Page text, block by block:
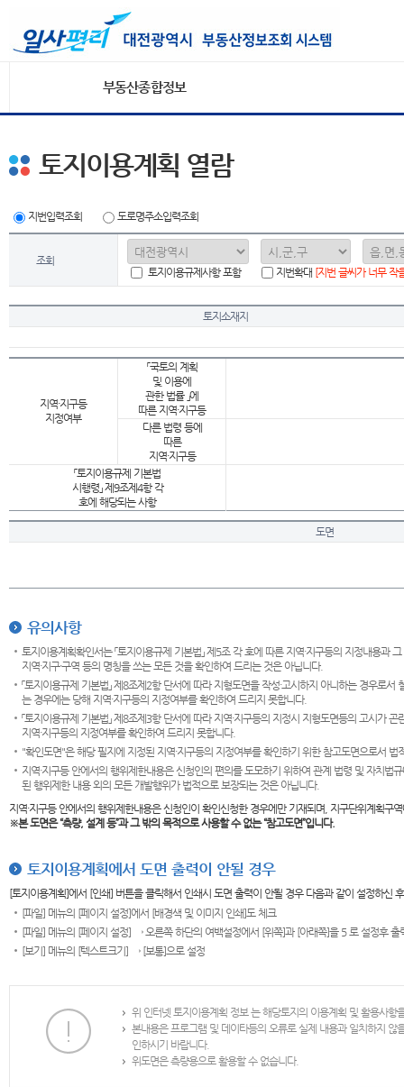
부동산종합정보
토지이용계획 열람
지번입력조회 도로명주소입력조회
조회
토지이용규제사항 포함
지번확대 [지번 글씨가 너무 작
토지소재지
지역·지구등
지정여부
「국토의 계획
및 이용에
관한 법률 」에
따른 지역·지구등
다른 법령 등에
따른
지역·지구등
「토지이용규제 기본법
시행령」 제9조제4항 각
호에 해당되는 사항
도면
유의사항
토지이용계획확인서는 「토지이용규제 기본법」 제5조 각 호에 따른 지역·지구등의 지정내용
지역·지구·구역 등의 명칭을 쓰는 모든 것을 확인하여 드리는 것은 아닙니다.
「토지이용규제 기본법」 제8조제2항 단서에 따라 지형도면을 작성·고시하지 아니하는 경우로
는 경우에는 당해 지역·지구등의 지정여부를 확인하여 드리지 못합니다.
「토지이용규제 기본법」 제8조제3항 단서에 따라 지역·지구등의 지정시 지형도면등의 고시가
지역·지구등의 지정여부를 확인하여 드리지 못합니다.
"확인도면"은 해당 필지에 지정된 지역·지구등의 지정여부를 확인하기 위한 참고도면으로서
지역·지구등 안에서의 행위제한내용은 신청인의 편의를 도모하기 위하여 관계 법령 및 자치
된 행위제한 내용 외의 모든 개발행위가 법적으로 보장되는 것은 아닙니다.
지역·지구등 안에서의 행위제한내용은 신청인이 확인신청한 경우에만 기재되며, 지구단위계획
※본 도면은“측량, 설계 등”과 그 밖의 목적으로 사용할 수 없는 “참고도면”입니다.
토지이용계획에서 도면 출력이 안될 경우
[토지이용계획]에서 [인쇄] 버튼을 클릭해서 인쇄시 도면 출력이 안될 경우 다음과 같이 설정하신
[파일] 메뉴의 [페이지 설정]에서 [배경색 및 이미지 인쇄]도 체크
[파일] 메뉴의 [페이지 설정] → 오른쪽 하단의 여백설정에서 [위쪽]과 [아래쪽]을 5 로 설정후 출
[보기] 메뉴의 [텍스트크기] → [보통]으로 설정
위 인터넷 토지이용계획 정보 는 해당토지의 이용계획 및 활용사
본내용은 프로그램 및 데이타등의 오류로 실제 내용과 일치하지
인하시기 바랍니다.
위도면은 측량용으로 활용할 수 없습니다.